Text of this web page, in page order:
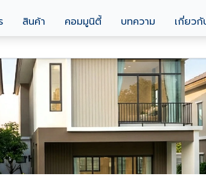
สินค้า คอมมูนิตี้ บทความ เกี่ยวกั